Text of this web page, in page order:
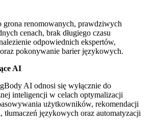
grona renomowanych, prawdziwych
cenach, brak długiego czasu
odpowiednich ekspertów,
oraz pokonywanie barier językowych.
AI
AI odnosi się wyłącznie do
inteligencji w celach optymalizacji
użytkowników, rekomendacji
tłumaczeń językowych oraz automatyzacji